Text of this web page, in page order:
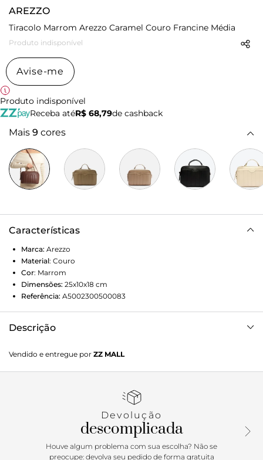
AREZZO
Tiracolo Marrom Arezzo Caramel Couro Francine Média
Produto indisponível
Avise-me
Produto indisponível
Receba atéR$ 68,79de cashback
Mais 9 cores
Características
Marca: Arezzo
Material: Couro
Cor: Marrom
Dimensões: 25x10x18 cm
Referência: A5002300500083
Descrição
formato quadrado e estruturado e acabamento texturizado.
Na capa frontal, apresenta bolso com costuras marcadas e
Traz alça lateral em tira fina ajustável e alça de mão com
Vendido e entregue por ZZ MALL
Devolução
descomplicada
Houve algum problema com sua escolha? Não se
preocupe: devolva seu pedido de forma gratuita